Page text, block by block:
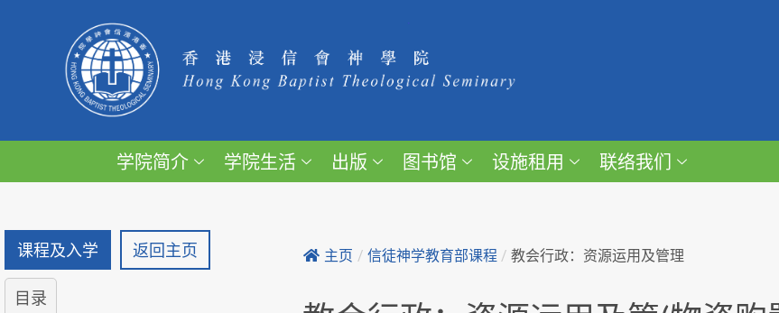
学院简介 学院生活 出版 图书馆 设施租用 联络我们
课程及入学 返回主页
目录
主页 / 信徒神学教育部课程 / 教会行政：资源运用及管理